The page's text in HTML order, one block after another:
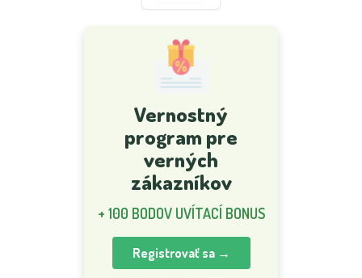
Vernostný
program pre
verných
zákazníkov
+ 100 BODOV UVÍTACÍ BONUS
Registrovať sa →